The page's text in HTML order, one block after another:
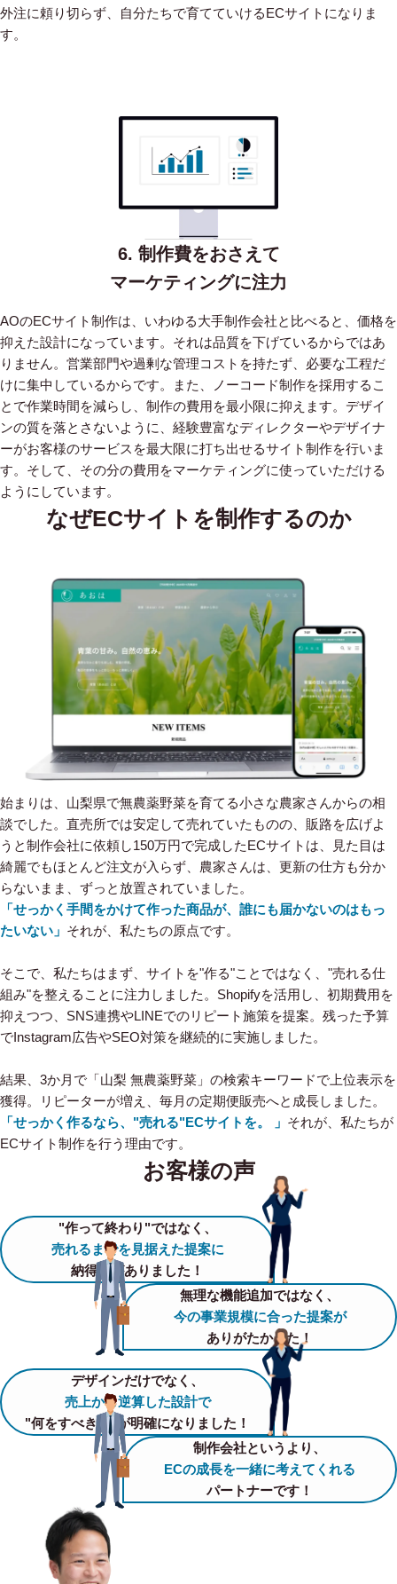
外注に頼り切らず、自分たちで育てていけるECサイトになりま
す。
6. 制作費をおさえて
マーケティングに注力
AOのECサイト制作は、いわゆる大手制作会社と比べると、価格を
抑えた設計になっています。 それは品質を下げているからではあ
りません。営業部門や過剰な管理コストを持たず、必要な工程だ
けに集中しているからです。
また、ノーコード制作を採用するこ
とで作業時間を減らし、制作の費用を最小限に抑えます。デザイ
ンの質を落とさないように、経験豊富なディレクターやデザイナ
ーがお客様のサービスを最大限に打ち出せるサイト制作を行いま
す。そして、その分の費用をマーケティングに使っていただける
ようにしています。
なぜECサイトを制作するのか
始まりは、山梨県で無農薬野菜を育てる小さな農家さんからの相
談でした。直売所では安定して売れていたものの、販路を広げよ
うと制作会社に依頼し150万円で完成したECサイトは、見た目は
綺麗でもほとんど注文が入らず、農家さんは、更新の仕方も分か
らないまま、ずっと放置されていました。
「せっかく手間をかけて作った商品が、誰にも届かないのはもっ
たいない」 それが、私たちの原点です。
そこで、私たちはまず、サイトを"作る"ことではなく、"売れる仕
組み"を整えることに注力しました。Shopifyを活用し、初期費用を
抑えつつ、SNS連携やLINEでのリピート施策を提案。残った予算
でInstagram広告やSEO対策を継続的に実施しました。
結果、3か月で「山梨 無農薬野菜」の検索キーワードで上位表示を
獲得。リピーターが増え、毎月の定期便販売へと成長しました。
「せっかく作るなら、"売れる"ECサイトを。 」 それが、私たちが
ECサイト制作を行う理由です。
お客様の声
"作って終わり"ではなく、
売れるまでを見据えた提案に
納得感がありました！
無理な機能追加ではなく、
今の事業規模に合った提案が
ありがたかった！
デザインだけでなく、
売上から逆算した設計で
"何をすべきか"が明確になりました！
制作会社というより、
ECの成長を一緒に考えてくれる
パートナーです！